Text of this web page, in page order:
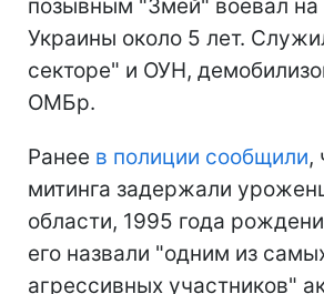
позывным "Змей" воевал на
Украины около 5 лет.
секторе" и ОУН,
ОМБр.
Ранее в полиции сообщили,
митинга задержали
области, 1995 года
его назвали "одним из
агрессивных участников"